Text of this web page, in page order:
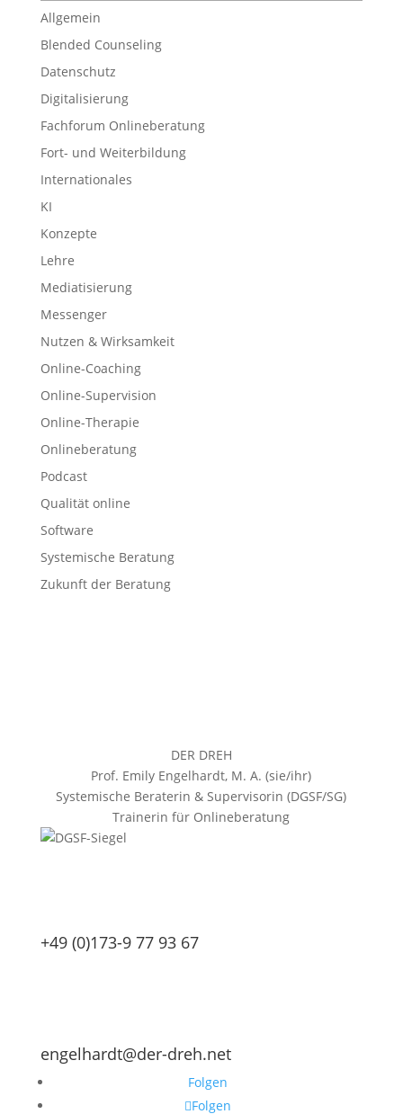
Allgemein
Blended Counseling
Datenschutz
Digitalisierung
Fachforum Onlineberatung
Fort- und Weiterbildung
Internationales
KI
Konzepte
Lehre
Mediatisierung
Messenger
Nutzen & Wirksamkeit
Online-Coaching
Online-Supervision
Online-Therapie
Onlineberatung
Podcast
Qualität online
Software
Systemische Beratung
Zukunft der Beratung
DER DREH
Prof. Emily Engelhardt, M. A. (sie/ihr)
Systemische Beraterin & Supervisorin (DGSF/SG)
Trainerin für Onlineberatung
+49 (0)173-9 77 93 67
engelhardt@der-dreh.net
Folgen
Folgen